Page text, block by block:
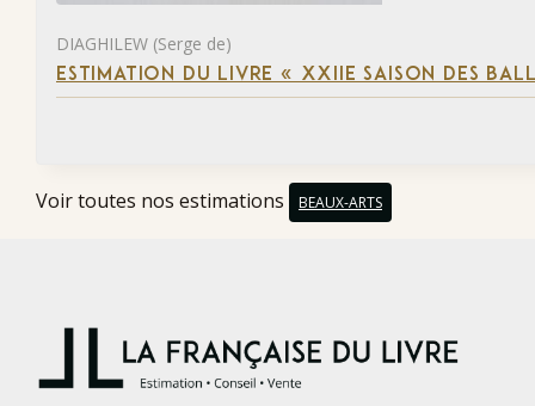
DIAGHILEW (Serge de)
ESTIMATION DU LIVRE « XXIIE SAISON DES
Voir toutes nos estimations BEAUX-ARTS